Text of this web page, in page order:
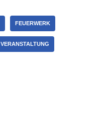
FEUERWERK
VERANSTALTUNG